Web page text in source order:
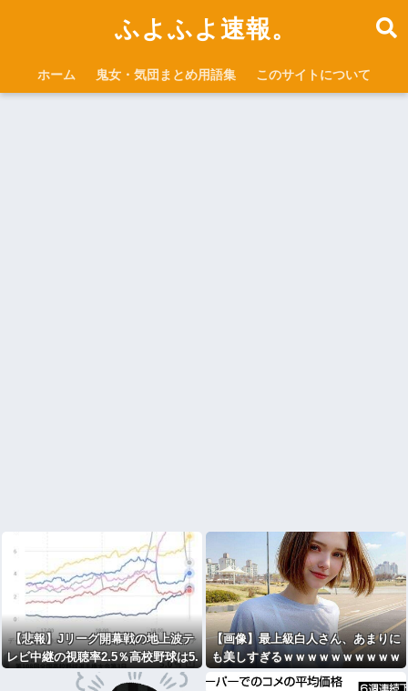
ふよふよ速報。
ホーム 鬼女・気団まとめ用語集 このサイトについて
【悲報】Jリーグ開幕戦の地上波テ
レビ中継の視聴率2.5％高校野球は5.
0％これもう閉幕戦じゃねえか
【画像】最上級白人さん、あまりに
も美しすぎるｗｗｗｗｗｗｗｗｗｗ
ｗｗ